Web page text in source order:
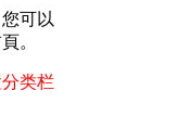
可以
。
类栏